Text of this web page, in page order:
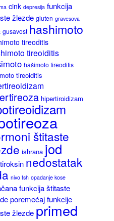
cink depresija funkcija
žlezde gluten gravesova
gusavost hashimoto
tireoditis
tireoiditis
hašimoto tireoditis
tireoiditis
hipertiroidizam
štitaste
ishrana jod
nedostatak
nivo tsh opadanje kose
funkcija štitaste
poremećaj funkcije
žlezde primed